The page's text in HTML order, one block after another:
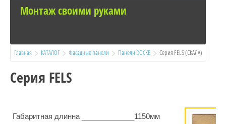
Монтаж своими руками
Главная КАТАЛОГ Фасадные панели Панели DOCKE
  Серия FELS (СКАЛА)
Серия FELS
Габаритная длинна _____________1150мм